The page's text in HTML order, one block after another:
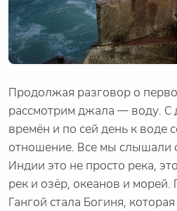
Продолжая разговор о
рассмотрим джала — воду. С
времён и по сей день к воде
отношение. Все мы слышали
Индии это не просто река,
рек и озёр, океанов и морей.
Гангой стала Богиня,